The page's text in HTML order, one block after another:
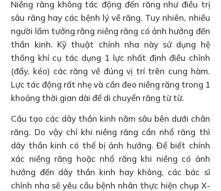
Niềng răng không tác động đến răng như điều trị
sâu răng hay các bệnh lý về răng. Tuy nhiên, nhiều
người lầm tưởng rằng niềng răng có ảnh hưởng đến
thần kinh. Kỹ thuật chỉnh nha này sử dụng hệ
thống khí cụ tác dụng 1 lực nhất định điều chỉnh
(đẩy, kéo) các răng về đúng vị trí trên cung hàm.
Lực tác động rất nhẹ và cần đeo niềng răng trong 1
khoảng thời gian dài để di chuyển răng từ từ.
Cấu tạo các dây thần kinh nằm sâu bên dưới chân
răng. Do vậy chỉ khi niềng răng cần nhổ răng thì
dây thần kinh có thể bị ảnh hưởng. Để biết chính
xác niềng răng hoặc nhổ răng khi niềng có ảnh
hưởng đến dây thần kinh hay không, các bác sĩ
chỉnh nha sẽ yêu cầu bệnh nhân thực hiện chụp X-